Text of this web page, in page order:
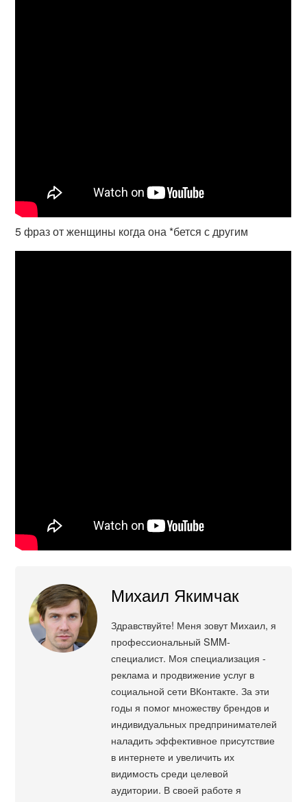
5 фраз от женщины когда она *бется с другим
Михаил Якимчак
Здравствуйте! Меня зовут Михаил, я
профессиональный SMM-
специалист. Моя специализация -
реклама и продвижение услуг в
социальной сети ВКонтакте. За эти
годы я помог множеству брендов и
индивидуальных предпринимателей
наладить эффективное присутствие
в интернете и увеличить их
видимость среди целевой
аудитории. В своей работе я